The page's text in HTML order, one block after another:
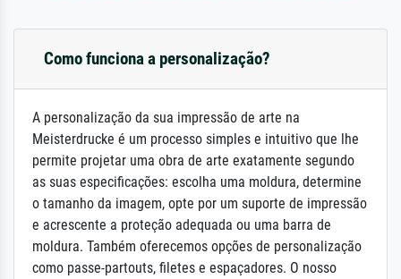
Como funciona a personalização?
A personalização da sua impressão de arte na
Meisterdrucke é um processo simples e intuitivo que lhe
permite projetar uma obra de arte exatamente segundo
as suas especificações: escolha uma moldura, determine
o tamanho da imagem, opte por um suporte de impressão
e acrescente a proteção adequada ou uma barra de
moldura. Também oferecemos opções de personalização
como passe-partouts, filetes e espaçadores. O nosso